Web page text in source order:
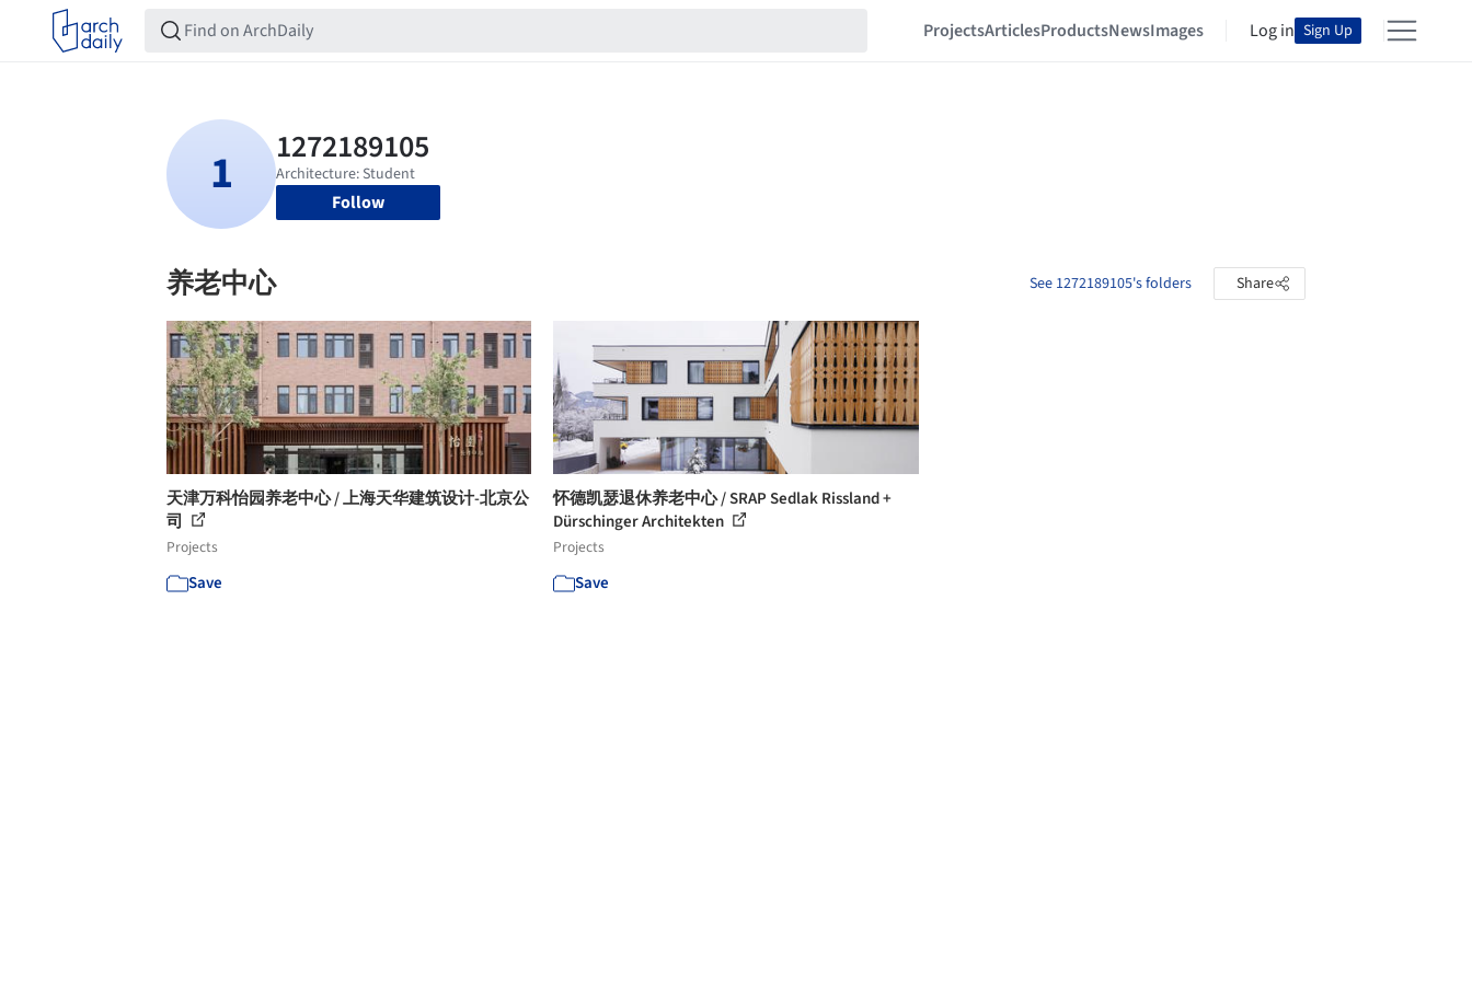
ProjectsArticlesProductsNewsImages Log in Sign Up
Follow
养老中心 See 1272189105's folders Share
天津万科怡园养老中心 / 上海天华建筑设计-北京公
司
Projects
Save
怀德凯瑟退休养老中心 / SRAP Sedlak Rissland +
Dürschinger Architekten
Projects
Save